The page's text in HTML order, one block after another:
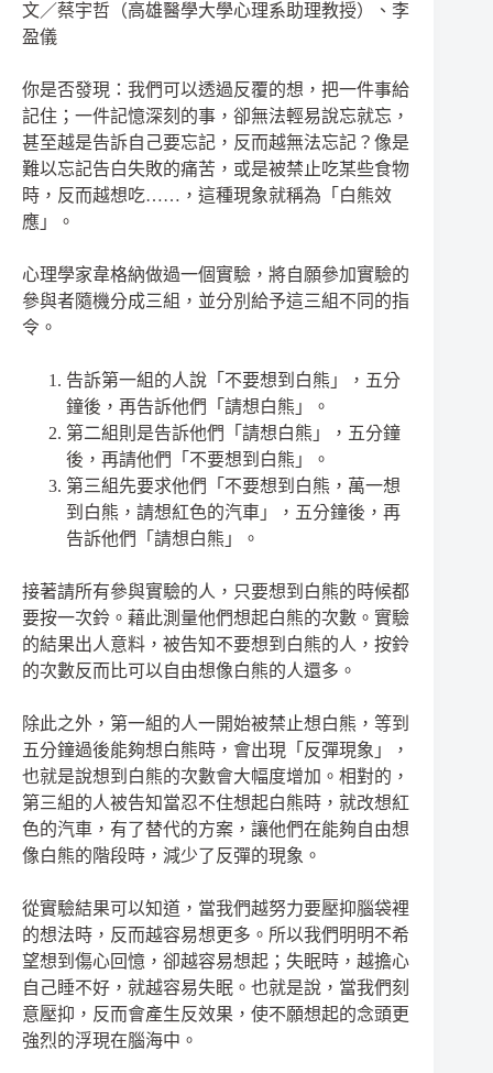
文／蔡宇哲（高雄醫學大學心理系助理教授）、李
盈儀
你是否發現：我們可以透過反覆的想，把一件事給
記住；一件記憶深刻的事，卻無法輕易說忘就忘，
甚至越是告訴自己要忘記，反而越無法忘記？像是
難以忘記告白失敗的痛苦，或是被禁止吃某些食物
時，反而越想吃……，這種現象就稱為「白熊效
應」。
心理學家韋格納做過一個實驗，將自願參加實驗的
參與者隨機分成三組，並分別給予這三組不同的指
令。
告訴第一組的人說「不要想到白熊」，五分
鐘後，再告訴他們「請想白熊」。
第二組則是告訴他們「請想白熊」，五分鐘
後，再請他們「不要想到白熊」。
第三組先要求他們「不要想到白熊，萬一想
到白熊，請想紅色的汽車」，五分鐘後，再
告訴他們「請想白熊」。
接著請所有參與實驗的人，只要想到白熊的時候都
要按一次鈴。藉此測量他們想起白熊的次數。實驗
的結果出人意料，被告知不要想到白熊的人，按鈴
的次數反而比可以自由想像白熊的人還多。
除此之外，第一組的人一開始被禁止想白熊，等到
五分鐘過後能夠想白熊時，會出現「反彈現象」，
也就是說想到白熊的次數會大幅度增加。相對的，
第三組的人被告知當忍不住想起白熊時，就改想紅
色的汽車，有了替代的方案，讓他們在能夠自由想
像白熊的階段時，減少了反彈的現象。
從實驗結果可以知道，當我們越努力要壓抑腦袋裡
的想法時，反而越容易想更多。所以我們明明不希
望想到傷心回憶，卻越容易想起；失眠時，越擔心
自己睡不好，就越容易失眠。也就是說，當我們刻
意壓抑，反而會產生反效果，使不願想起的念頭更
強烈的浮現在腦海中。